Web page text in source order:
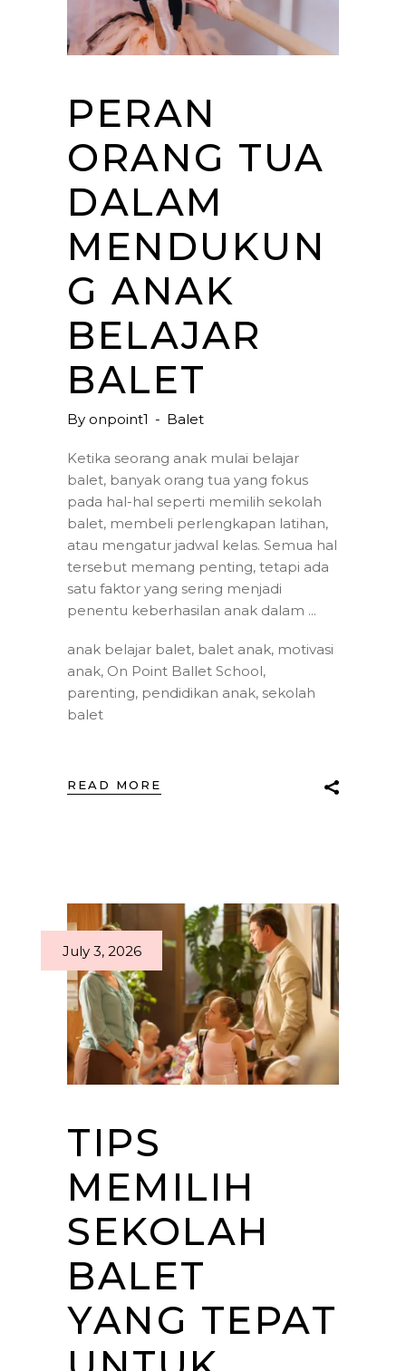
PERAN
ORANG TUA
DALAM
MENDUKUN
G ANAK
BELAJAR
BALET
By onpoint1 Balet
Ketika seorang anak mulai belajar
balet, banyak orang tua yang fokus
pada hal-hal seperti memilih sekolah
balet, membeli perlengkapan latihan,
atau mengatur jadwal kelas. Semua hal
tersebut memang penting, tetapi ada
satu faktor yang sering menjadi
penentu keberhasilan anak dalam
anak belajar balet, balet anak, motivasi
anak, On Point Ballet School,
parenting, pendidikan anak, sekolah
balet
READ MORE
July 3, 2026
TIPS
MEMILIH
SEKOLAH
BALET
YANG TEPAT